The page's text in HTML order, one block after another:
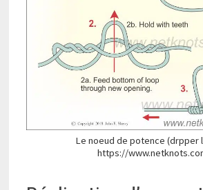
Le noeud de potence (drpper
https://